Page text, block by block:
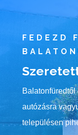
FEDEZD
Balatonfüredtől
autózásra
településen